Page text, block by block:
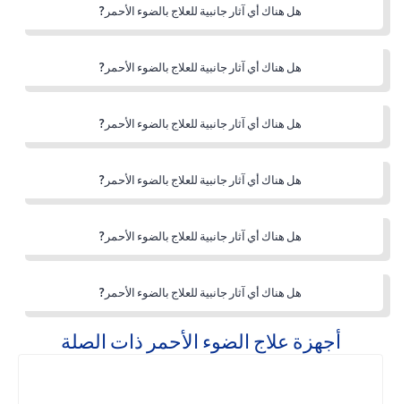
هل هناك أي آثار جانبية للعلاج بالضوء الأحمر?
هل هناك أي آثار جانبية للعلاج بالضوء الأحمر?
هل هناك أي آثار جانبية للعلاج بالضوء الأحمر?
هل هناك أي آثار جانبية للعلاج بالضوء الأحمر?
هل هناك أي آثار جانبية للعلاج بالضوء الأحمر?
هل هناك أي آثار جانبية للعلاج بالضوء الأحمر?
أجهزة علاج الضوء الأحمر ذات الصلة